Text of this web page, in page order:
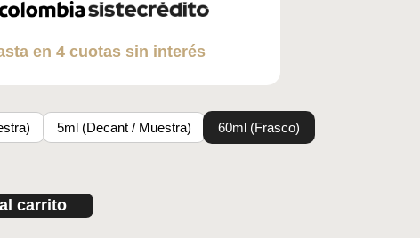
en 4 cuotas sin interés
5ml (Decant / Muestra) 60ml (Frasco)
carrito